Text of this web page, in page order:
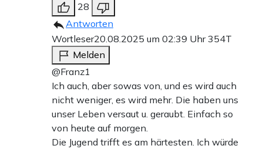
28
Antworten
Wortleser20.08.2025 um 02:39 Uhr354T
Melden
@Franz1
Ich auch, aber sowas von, und es wird auch
nicht weniger, es wird mehr. Die haben uns
unser Leben versaut u. geraubt. Einfach so
von heute auf morgen.
Die Jugend trifft es am härtesten. Ich würde